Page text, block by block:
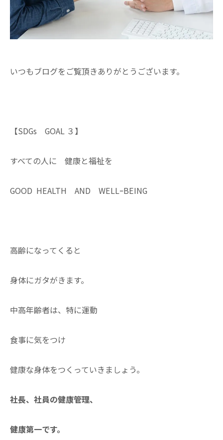
いつもブログをご覧頂きありがとうございます。
【SDGs GOAL ３】
すべての人に 健康と福祉を
GOOD HEALTH AND WELLｰBEING
高齢になってくると
身体にガタがきます。
中高年齢者は、特に運動
食事に気をつけ
健康な身体をつくっていきましょう。
社長、社員の健康管理、
健康第一です。